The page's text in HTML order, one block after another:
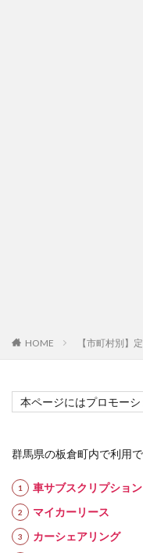
HOME 【市町村別】
本ページにはプロモーシ
群馬県の板倉町内で利用
車サブスクリプション
マイカーリース
カーシェアリング